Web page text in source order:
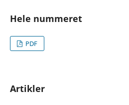
Hele nummeret
PDF
Artikler